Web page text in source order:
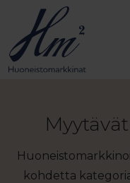
kohdetta